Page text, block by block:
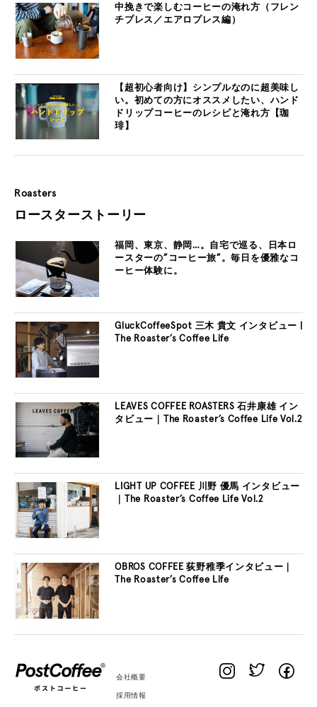
中挽きで楽しむコーヒーの淹れ方（フレン
チプレス／エアロプレス編）
【超初心者向け】シンプルなのに超美味し
い。初めての方にオススメしたい、ハンド
ドリップコーヒーのレシピと淹れ方【珈
琲】
Roasters
ロースターストーリー
福岡、東京、静岡…。自宅で巡る、日本ロ
ースターの”コーヒー旅”。毎日を優雅なコ
ーヒー体験に。
GluckCoffeeSpot 三木 貴文 インタビュー |
The Roaster’s Coffee Life
LEAVES COFFEE ROASTERS 石井康雄 イン
タビュー｜The Roaster’s Coffee Life Vol.2
LIGHT UP COFFEE 川野 優馬 インタビュー
｜The Roaster’s Coffee Life Vol.2
OBROS COFFEE 荻野稚季インタビュー｜
The Roaster’s Coffee Life
会社概要
採用情報